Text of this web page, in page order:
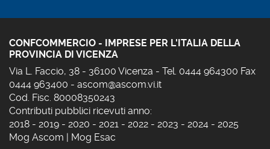
CONFCOMMERCIO - IMPRESE PER L'ITALIA DELLA
PROVINCIA DI VICENZA
Via L. Faccio, 38 - 36100 Vicenza - Tel. 0444 964300 Fax
0444 963400 - ascom@ascom.vi.it
Cod. Fisc. 80008350243
Contributi pubblici ricevuti anno:
2018 - 2019 - 2020 - 2021 - 2022 - 2023 - 2024 - 2025
Mog Ascom | Mog Esac